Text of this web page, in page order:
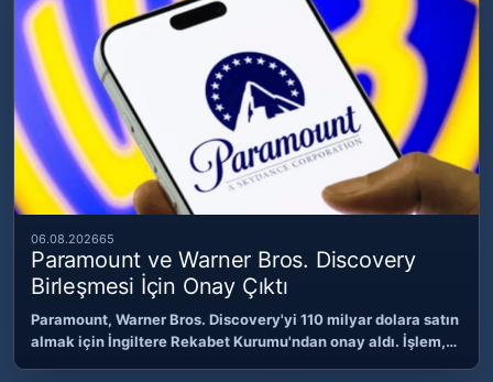
06.08.202665
Paramount ve Warner Bros. Discovery
Birleşmesi İçin Onay Çıktı
Paramount, Warner Bros. Discovery'yi 110 milyar dolara satın
almak için İngiltere Rekabet Kurumu'ndan onay aldı. İşlem,…